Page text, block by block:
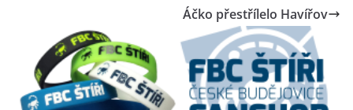
Áčko přestřílelo Havířov